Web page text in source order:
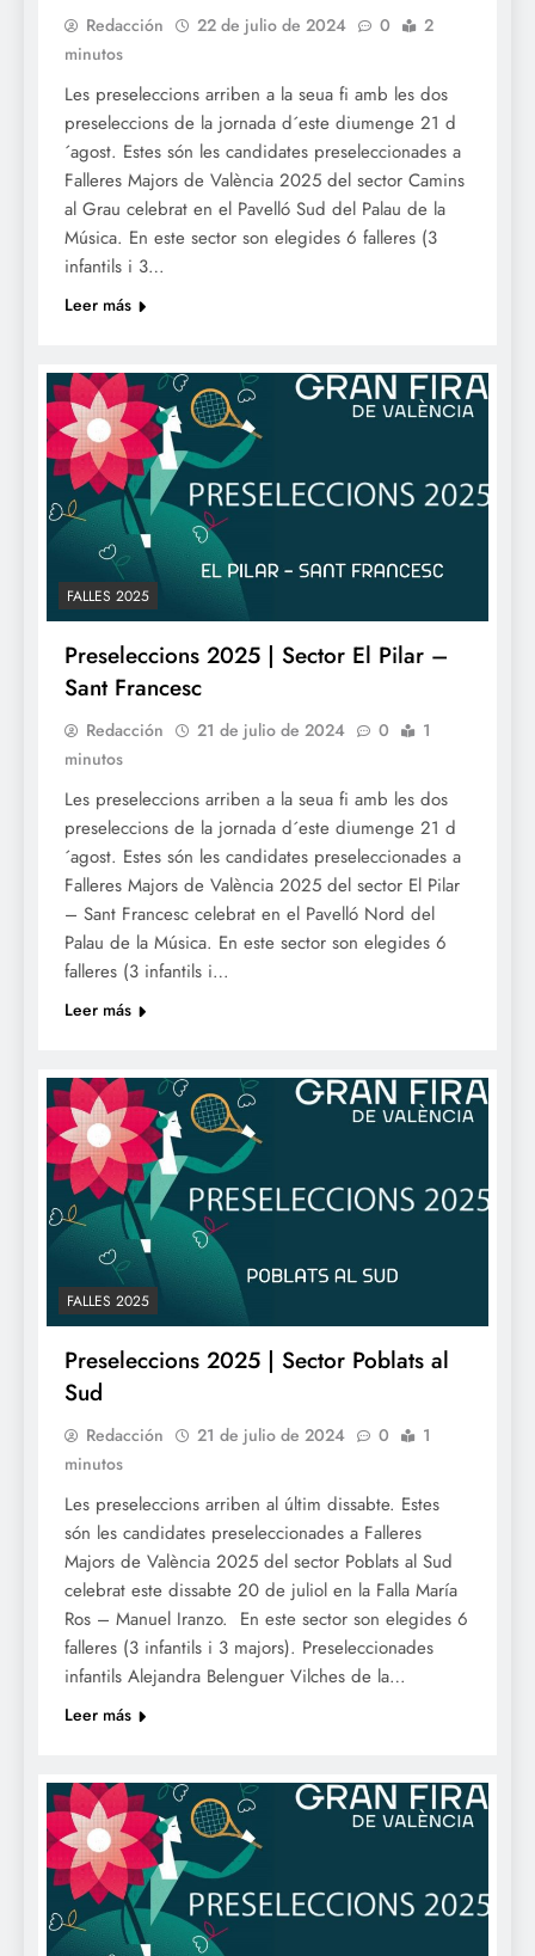
Redacción 22 de julio de 2024 0
2
minutos
Les preseleccions arriben a la seua fi amb les dos
preseleccions de la jornada d´este diumenge 21 d
´agost. Estes són les candidates preseleccionades a
Falleres Majors de València 2025 del sector Camins
al Grau celebrat en el Pavelló Sud del Palau de la
Música. En este sector son elegides 6 falleres (3
infantils i 3…
Leer más
FALLES 2025
Preseleccions 2025 | Sector El Pilar –
Sant Francesc
Redacción 21 de julio de 2024 0
1
minutos
Les preseleccions arriben a la seua fi amb les dos
preseleccions de la jornada d´este diumenge 21 d
´agost. Estes són les candidates preseleccionades a
Falleres Majors de València 2025 del sector El Pilar
– Sant Francesc celebrat en el Pavelló Nord del
Palau de la Música. En este sector son elegides 6
falleres (3 infantils i…
Leer más
FALLES 2025
Preseleccions 2025 | Sector Poblats al
Sud
Redacción 21 de julio de 2024 0
1
minutos
Les preseleccions arriben al últim dissabte. Estes
són les candidates preseleccionades a Falleres
Majors de València 2025 del sector Poblats al Sud
celebrat este dissabte 20 de juliol en la Falla María
Ros – Manuel Iranzo. En este sector son elegides 6
falleres (3 infantils i 3 majors). Preseleccionades
infantils Alejandra Belenguer Vilches de la…
Leer más